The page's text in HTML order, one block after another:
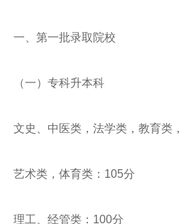
一、第一批录取院校
（一）专科升本科
文史、中医类，法学类，教育类
艺术类，体育类：105分
理工、经管类：100分